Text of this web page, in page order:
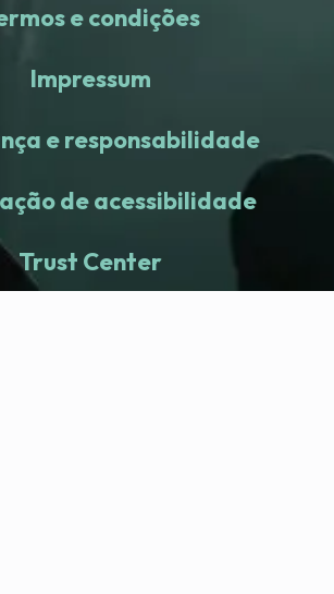
e condições
Impressum
e responsabilidade
de acessibilidade
Trust Center